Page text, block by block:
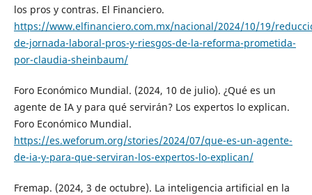
los pros y contras. El Financiero.
https://www.elfinanciero.com.mx/nacional/2024/10/19/
de-jornada-laboral-pros-y-riesgos-de-la-reforma-prometida-
por-claudia-sheinbaum/
Foro Económico Mundial. (2024, 10 de julio). ¿Qué es un
agente de IA y para qué servirán? Los expertos lo explican.
Foro Económico Mundial.
https://es.weforum.org/stories/2024/07/que-es-un-agente-
de-ia-y-para-que-serviran-los-expertos-lo-explican/
Fremap. (2024, 3 de octubre). La inteligencia artificial en la